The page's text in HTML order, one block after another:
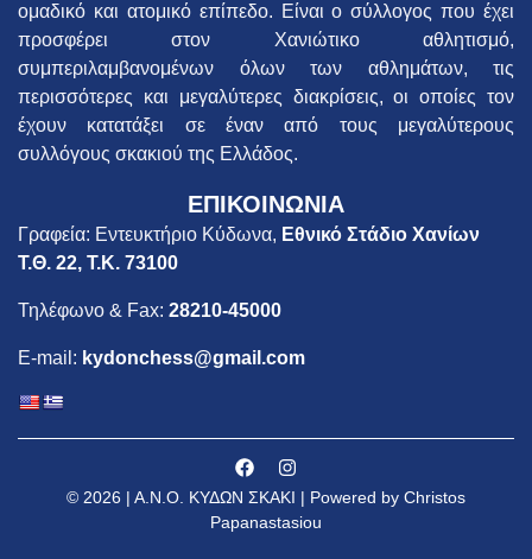
ομαδικό και ατομικό επίπεδο. Είναι ο σύλλογος που έχει
προσφέρει στον Χανιώτικο αθλητισμό,
συμπεριλαμβανομένων όλων των αθλημάτων, τις
περισσότερες και μεγαλύτερες διακρίσεις, οι οποίες τον
έχουν κατατάξει σε έναν από τους μεγαλύτερους
συλλόγους σκακιού της Ελλάδος.
ΕΠΙΚΟΙΝΩΝΙΑ
Γραφεία: Εντευκτήριο Κύδωνα, Εθνικό Στάδιο Χανίων
Τ.Θ. 22, Τ.Κ. 73100
Τηλέφωνο & Fax: 28210-45000
E-mail: kydonchess@gmail.com
© 2026 | Α.Ν.Ο. ΚΥΔΩΝ ΣΚΑΚΙ | Powered by Christos
Papanastasiou